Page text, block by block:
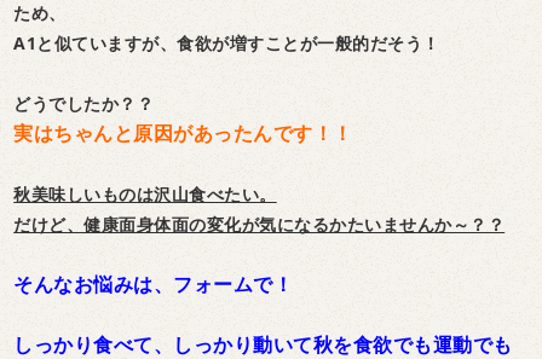
ため、
A1と似ていますが、食欲が増すことが一般的だそう！
どうでしたか？？
実はちゃんと原因があったんです！！
秋美味しいものは沢山食べたい。
だけど、健康面身体面の変化が気になるかたいませんか～？？
そんなお悩みは、フォームで！
しっかり食べて、しっかり動いて秋を食欲でも運動でも